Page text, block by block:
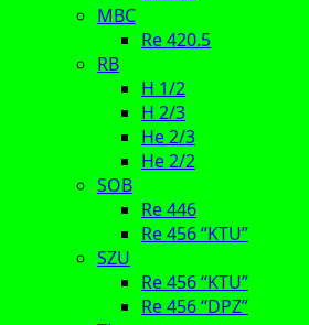
MBC
Re 420.5
RB
H 1/2
H 2/3
He 2/3
He 2/2
SOB
Re 446
Re 456 “KTU”
SZU
Re 456 “KTU”
Re 456 “DPZ”